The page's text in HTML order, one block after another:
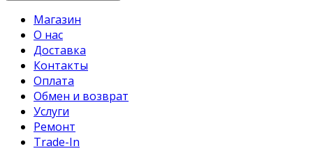
Магазин
О нас
Доставка
Контакты
Оплата
Обмен и возврат
Услуги
Ремонт
Trade-In